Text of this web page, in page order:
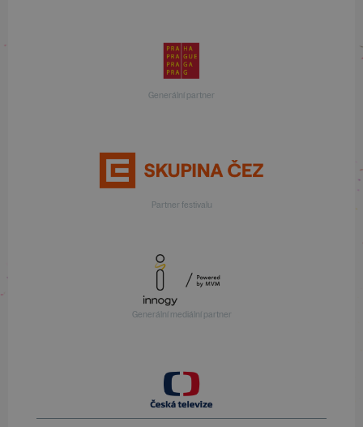
Generální partner
Partner festivalu
Generální mediální partner